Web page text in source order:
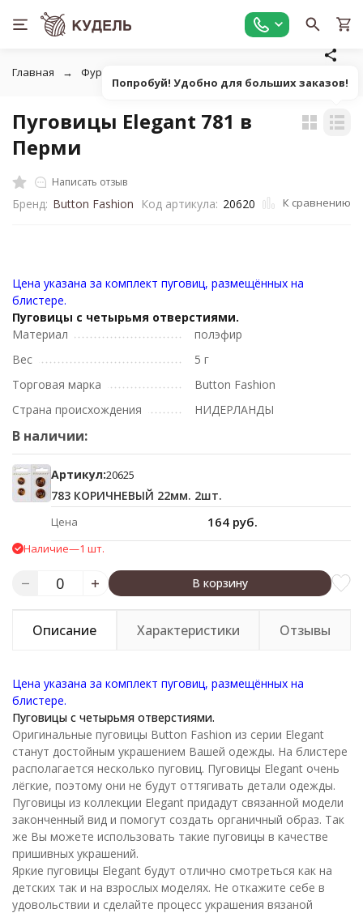
Главная Фурнитура для рукоделия
Пуговицы Elegant 781 в
Перми
Написать отзыв
Бренд: Button Fashion Код артикула: 20620 К сравнению
Цена указана за комплект пуговиц, размещённых на
блистере.
Пуговицы с четырьмя отверстиями.
Материал
полэфир
Вес
5 г
Торговая марка
Button Fashion
Страна происхождения
НИДЕРЛАНДЫ
В наличии:
Артикул:20625
783 КОРИЧНЕВЫЙ 22мм. 2шт.
Цена 164 руб.
Наличие—1 шт.
В корзину
Описание Характеристики Отзывы
Цена указана за комплект пуговиц, размещённых на
блистере.
Пуговицы с четырьмя отверстиями.
Оригинальные пуговицы Button Fashion из серии Elegant
станут достойным украшением Вашей одежды. На блистере
располагается несколько пуговиц. Пуговицы Elegant очень
лёгкие, поэтому они не будут оттягивать детали одежды.
Пуговицы из коллекции Elegant придадут связанной модели
законченный вид и помогут создать органичный образ. Так
же Вы можете использовать такие пуговицы в качестве
пришивных украшений.
Яркие пуговицы Elegant будут отлично смотреться как на
детских так и на взрослых моделях. Не откажите себе в
удовольствии и сделайте процесс украшения вязаной
Попробуй! Удобно для больших заказов!